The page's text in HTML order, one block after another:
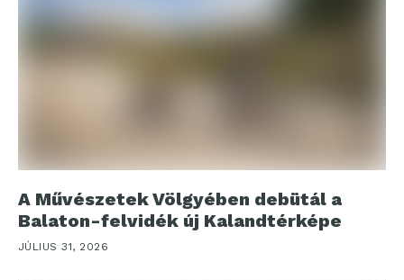
A Művészetek Völgyében debütál a
Balaton-felvidék új Kalandtérképe
JÚLIUS 31, 2026